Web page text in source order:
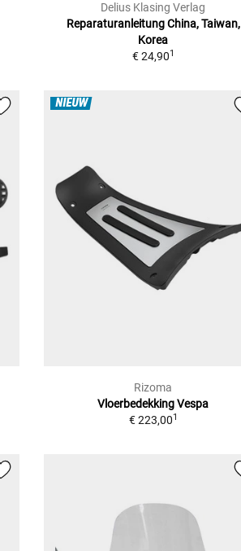
Delius Klasing Verlag
Reparaturanleitung China, Taiwan,
Korea
€ 24,901
NIEUW
Rizoma
Vloerbedekking Vespa
€ 223,001